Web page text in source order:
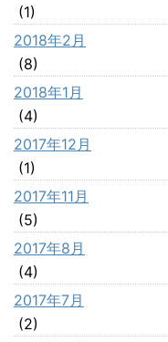
(1)
2018年2月
(8)
2018年1月
(4)
2017年12月
(1)
2017年11月
(5)
2017年8月
(4)
2017年7月
(2)